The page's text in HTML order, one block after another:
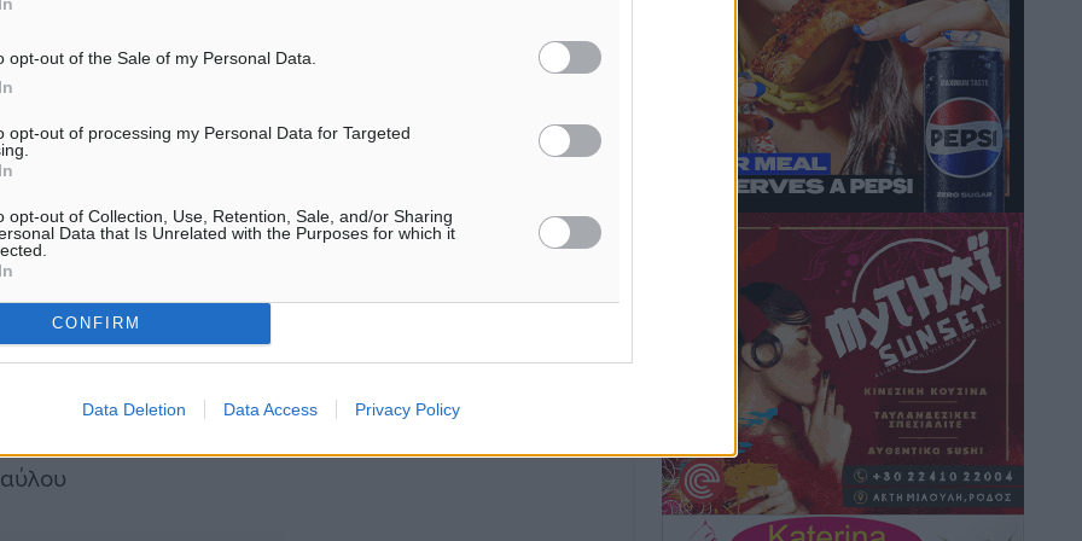
opt-out of the Sale of my Personal Data.
opt-out of processing my Personal Data for Targeted
opt-out of Collection, Use, Retention, Sale, and/or Sharing
Data that Is Unrelated with the Purposes for which it
CONFIRM
Data Deletion Data Access Privacy Policy
για τις παράνομες
ενδέχεται να γίνουν
που απέκτησε
Τοπικές Ειδήσεις • πριν 9 ώρες
Iατρικός Σύλλογος Ροδου προς Α.
Γεωργιάδη: Στρατηγικές Προτάσεις για
την Ενίσχυση της Δημόσιας Υγείας στη
Νησιωτική Ελλάδα και στα
Νοσοκομεία της Γ΄ Ζώνης
Τοπικές Ειδήσεις• πριν 9 ώρες
Πάνθηρες: Ξεκίνησαν αισιόδοξοι για
την παρθενική “πτήση” τους
Αθλητικά• πριν 9 ώρες
Άρης Αρχαγγέλου: Στο πλευρό του
άτυχου Ιάκωβου Θωμά
Αθλητικά• πριν 9 ώρες